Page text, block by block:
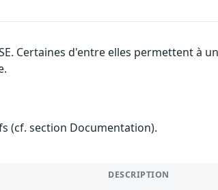
Certaines d'entre elles permettent à
(cf. section Documentation).
DESCRIPTION